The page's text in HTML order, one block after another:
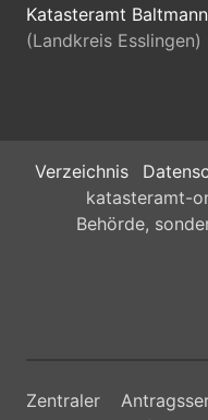
Katasteramt
(Landkreis Esslingen)
Verzeichnis
katasteramt-
Behörde,
Zentraler